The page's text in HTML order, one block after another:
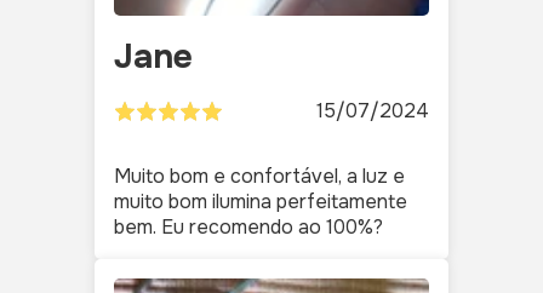
Jane
15/07/2024
Muito bom e confortável, a luz e
muito bom ilumina perfeitamente
bem. Eu recomendo ao 100%?